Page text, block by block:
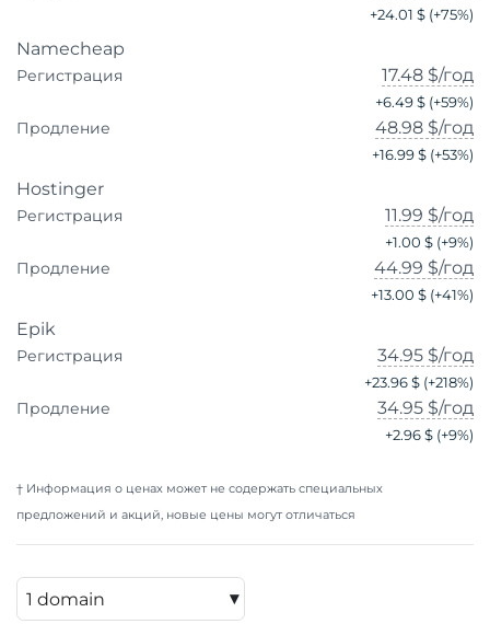
+24.01 $ (+75%)
Namecheap
Регистрация 17.48 $/год
+6.49 $ (+59%)
Продление 48.98 $/год
+16.99 $ (+53%)
Hostinger
Регистрация 11.99 $/год
+1.00 $ (+9%)
Продление 44.99 $/год
+13.00 $ (+41%)
Epik
Регистрация 34.95 $/год
+23.96 $ (+218%)
Продление 34.95 $/год
+2.96 $ (+9%)
† Информация о ценах может не содержать специальных
предложений и акций, новые цены могут отличаться
▾